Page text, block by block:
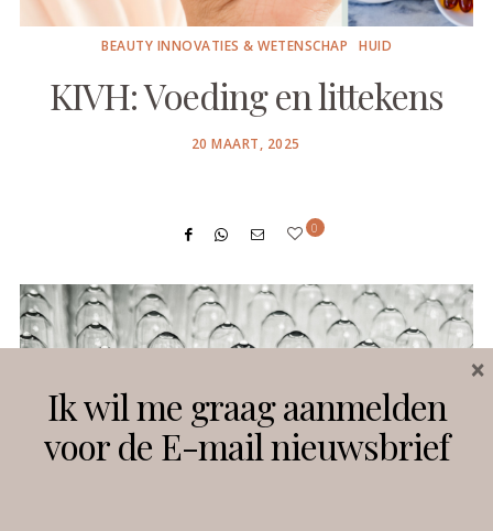
BEAUTY INNOVATIES & WETENSCHAP HUID
KIVH: Voeding en littekens
POSTED
20 MAART, 2025
0
Ik wil me graag aanmelden
voor de E-mail nieuwsbrief
×